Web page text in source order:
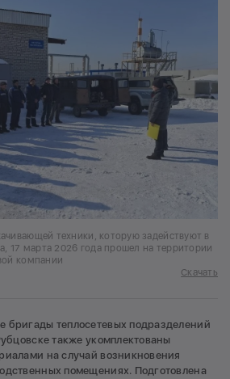
техники, которую задействуют в
17 марта 2026 года прошел на территории
компании
Скачать
бригады теплосетевых подразделений
также укомплектованы
на случай возникновения
помещениях. Подготовлена